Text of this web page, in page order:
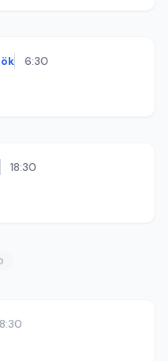
6:30
18:30